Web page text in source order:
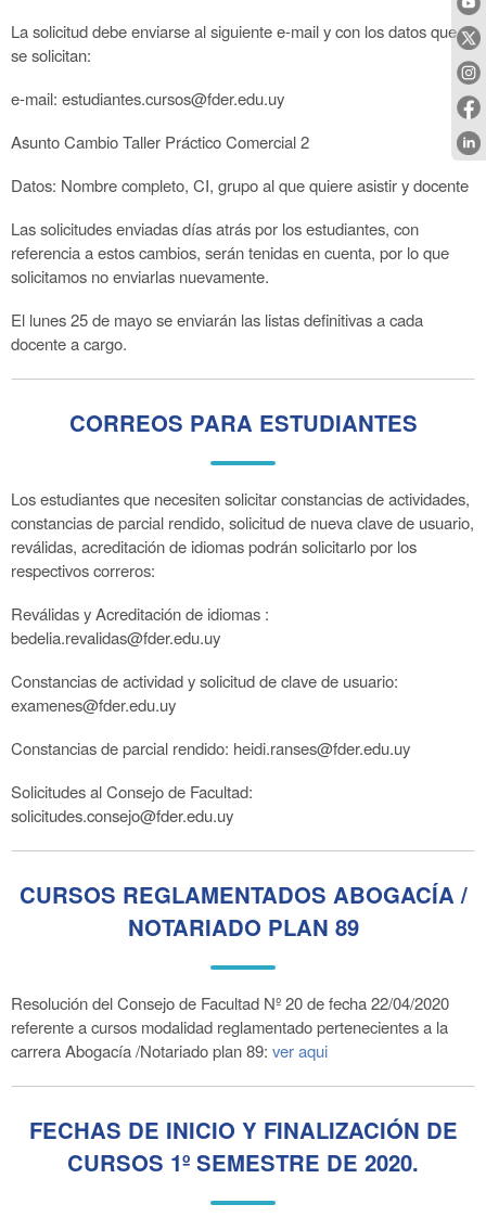
La solicitud debe enviarse al siguiente e-mail y con los datos que
se solicitan:
e-mail: estudiantes.cursos@fder.edu.uy
Asunto Cambio Taller Práctico Comercial 2
Datos: Nombre completo, CI, grupo al que quiere asistir y docente
Las solicitudes enviadas días atrás por los estudiantes, con
referencia a estos cambios, serán tenidas en cuenta, por lo que
solicitamos no enviarlas nuevamente.
El lunes 25 de mayo se enviarán las listas definitivas a cada
docente a cargo.
CORREOS PARA ESTUDIANTES
Los estudiantes que necesiten solicitar constancias de actividades,
constancias de parcial rendido, solicitud de nueva clave de usuario,
reválidas, acreditación de idiomas podrán solicitarlo por los
respectivos correros:
Reválidas y Acreditación de idiomas :
bedelia.revalidas@fder.edu.uy
Constancias de actividad y solicitud de clave de usuario:
examenes@fder.edu.uy
Constancias de parcial rendido: heidi.ranses@fder.edu.uy
Solicitudes al Consejo de Facultad:
solicitudes.consejo@fder.edu.uy
CURSOS REGLAMENTADOS ABOGACÍA /
NOTARIADO PLAN 89
Resolución del Consejo de Facultad Nº 20 de fecha 22/04/2020
referente a cursos modalidad reglamentado pertenecientes a la
carrera Abogacía /Notariado plan 89: ver aqui
FECHAS DE INICIO Y FINALIZACIÓN DE
CURSOS 1º SEMESTRE DE 2020.